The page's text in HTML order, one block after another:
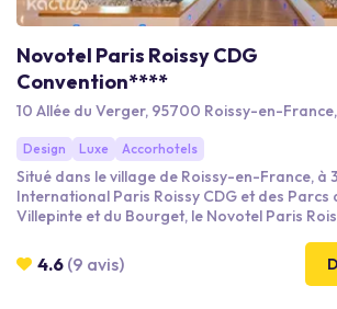
Novotel Paris Roissy CDG
Convention****
10 Allée du Verger, 95700 Roissy-en-
Design Luxe Accorhotels
Situé dans le village de Roissy-en-France, à
International Paris Roissy CDG et des Parcs
Villepinte et du Bourget, le Novotel Paris
plus du service de navettes gratuites, l’hôtel
de toutes les facilités d’accès autoroutier,
4.6 (9 avis)